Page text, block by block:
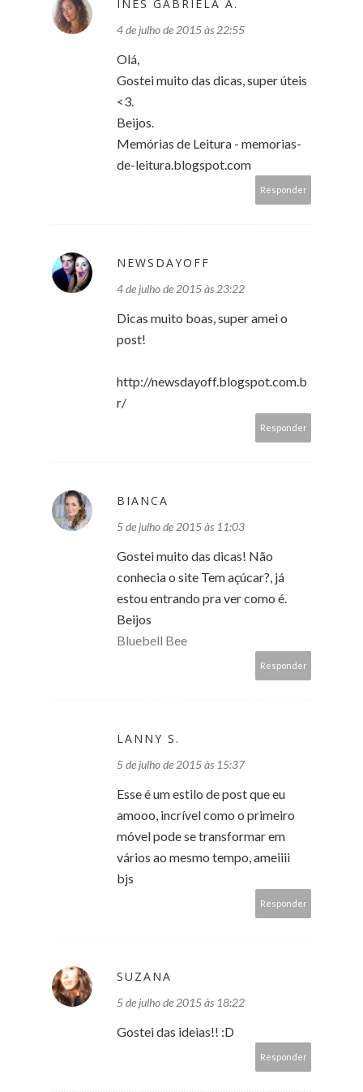
INÊS GABRIELA A.
4 de julho de 2015 às 22:55
Olá,
Gostei muito das dicas, super úteis
<3.
Beijos.
Memórias de Leitura - memorias-
de-leitura.blogspot.com
Responder
NEWSDAYOFF
4 de julho de 2015 às 23:22
Dicas muito boas, super amei o
post!
http://newsdayoff.blogspot.com.b
r/
Responder
BIANCA
5 de julho de 2015 às 11:03
Gostei muito das dicas! Não
conhecia o site Tem açúcar?, já
estou entrando pra ver como é.
Beijos
Bluebell Bee
Responder
LANNY S.
5 de julho de 2015 às 15:37
Esse é um estilo de post que eu
amooo, incrível como o primeiro
móvel pode se transformar em
vários ao mesmo tempo, ameiiii
bjs
Responder
SUZANA
5 de julho de 2015 às 18:22
Gostei das ideias!! :D
Responder